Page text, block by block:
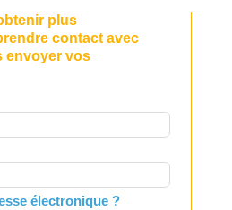
plus
contact avec
envoyer vos
électronique ?